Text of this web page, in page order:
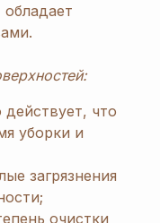
действует, что
уборки и
загрязнения
очистки